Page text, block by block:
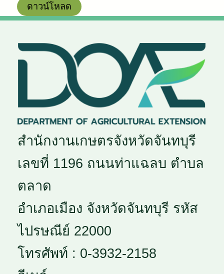
ดาวน์โหลด
สำนักงานเกษตรจังหวัดจันทบุรี
เลขที่ 1196 ถนนท่าแฉลบ ตำบล
ตลาด
อำเภอเมือง จังหวัดจันทบุรี รหัส
ไปรษณีย์ 22000
โทรศัพท์ : 0-3932-2158